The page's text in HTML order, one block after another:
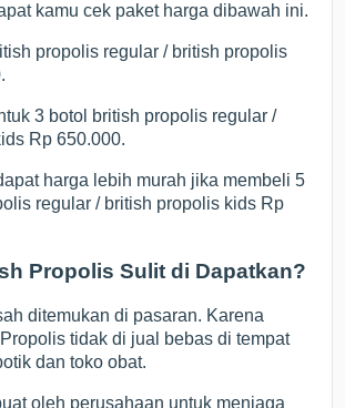
kamu cek paket harga dibawah ini.
propolis regular / british propolis
3 botol british propolis regular /
Rp 650.000.
harga lebih murah jika membeli 5
regular / british propolis kids Rp
Propolis Sulit di Dapatkan?
ditemukan di pasaran. Karena
tidak di jual bebas di tempat
dan toko obat.
oleh perusahaan untuk menjaga